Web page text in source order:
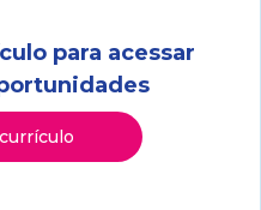
para acessar